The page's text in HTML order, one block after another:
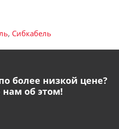
, Сибкабель
более низкой цене?
об этом!